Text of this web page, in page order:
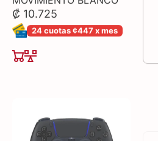
MOVIMIENTO BLANCO
₡ 10.725
24 cuotas ¢447 x mes